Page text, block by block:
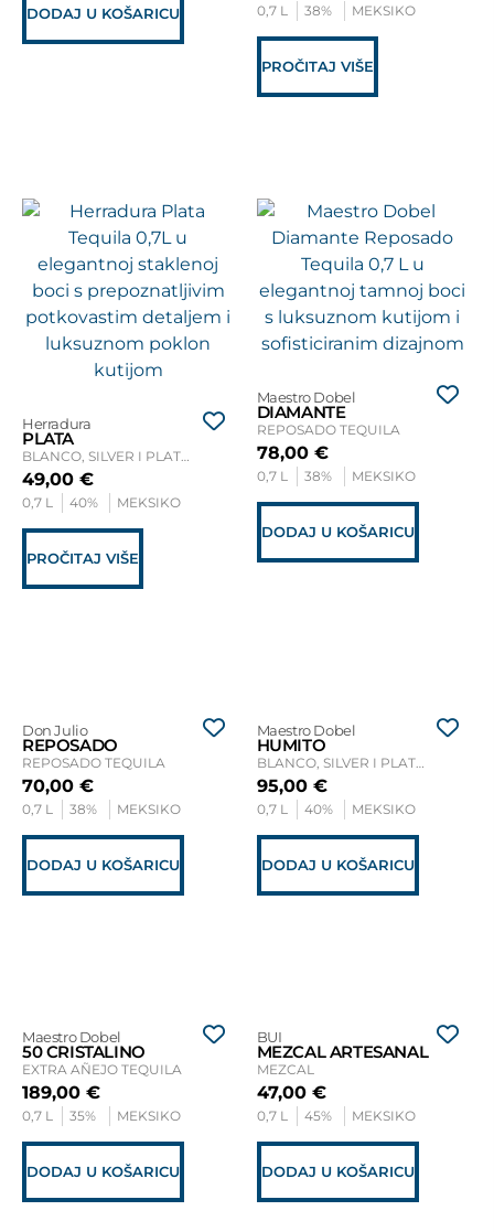
DODAJ U KOŠARICU 0,7 L 38% MEKSIKO
PROČITAJ VIŠE
Herradura
PLATA
49,00 €
0,7 L 40% MEKSIKO
PROČITAJ VIŠE
Maestro Dobel
DIAMANTE
REPOSADO TEQUILA
78,00 €
0,7 L 38% MEKSIKO
DODAJ U KOŠARICU
Don Julio
REPOSADO
REPOSADO TEQUILA
70,00 €
0,7 L 38% MEKSIKO
DODAJ U KOŠARICU
Maestro Dobel
HUMITO
BLANCO, SILVER I PLATA TEQUILA
95,00 €
0,7 L 40% MEKSIKO
DODAJ U KOŠARICU
Maestro Dobel
50 CRISTALINO
EXTRA AÑEJO TEQUILA
189,00 €
0,7 L 35% MEKSIKO
DODAJ U KOŠARICU
BUI
MEZCAL ARTESANAL
MEZCAL
47,00 €
0,7 L 45% MEKSIKO
DODAJ U KOŠARICU